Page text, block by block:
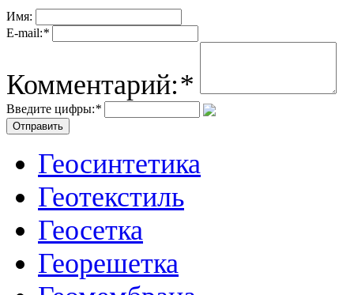
Имя:
E-mail:*
Комментарий:*
Введите цифры:*
Геосинтетика
Геотекстиль
Геосетка
Георешетка